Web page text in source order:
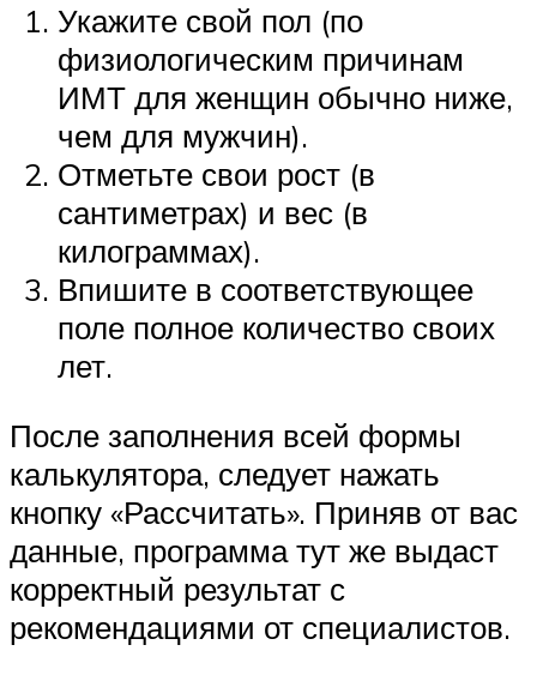
Укажите свой пол (по
физиологическим причинам
ИМТ для женщин обычно ниже,
чем для мужчин).
Отметьте свои рост (в
сантиметрах) и вес (в
килограммах).
Впишите в соответствующее
поле полное количество своих
лет.
После заполнения всей формы
калькулятора, следует нажать
кнопку «Рассчитать». Приняв от вас
данные, программа тут же выдаст
корректный результат с
рекомендациями от специалистов.